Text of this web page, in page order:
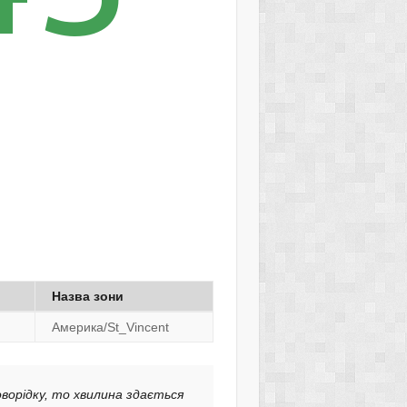
Назва зони
Америка/St_Vincent
то хвилина здається